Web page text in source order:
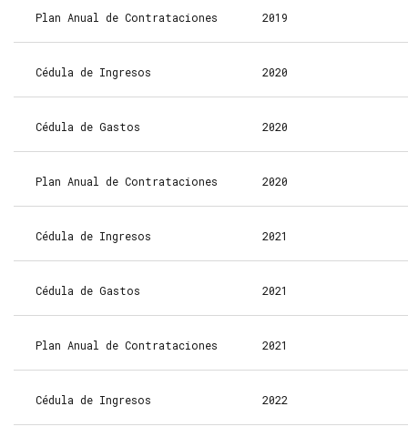
Plan Anual de Contrataciones 2019
Cédula de Ingresos 2020
Cédula de Gastos 2020
Plan Anual de Contrataciones 2020
Cédula de Ingresos 2021
Cédula de Gastos 2021
Plan Anual de Contrataciones 2021
Cédula de Ingresos 2022